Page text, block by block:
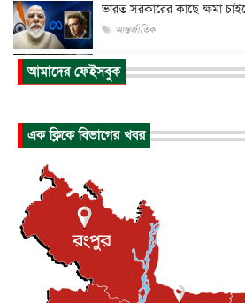
ভারত সরকারের কাছে ক্ষমা
আন্তর্জাতিক
আকাশে ট্রাম্পের হেলিকপ্টার ও
আন্তর্জাতিক
আন্তর্জাতিক
টি-টোয়েন্টি ইতিহাসের
বস্তিতে কেটেছে শৈশব, আজ
বিনোদন
আমাদের ফেইসবুক
এক ক্লিকে বিভাগের খবর